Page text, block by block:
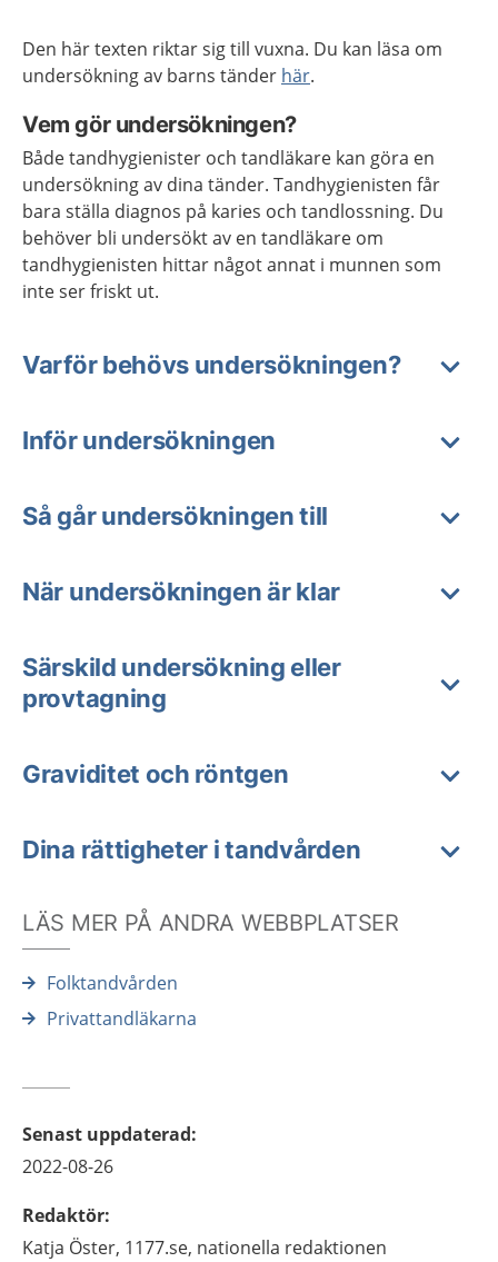
Den här texten riktar sig till vuxna. Du kan läsa om
undersökning av barns tänder här.
Vem gör undersökningen?
Både tandhygienister och tandläkare kan göra en
undersökning av dina tänder. Tandhygienisten får
bara ställa diagnos på karies och tandlossning. Du
behöver bli undersökt av en tandläkare om
tandhygienisten hittar något annat i munnen som
inte ser friskt ut.
Varför behövs undersökningen?
Inför undersökningen
Så går undersökningen till
När undersökningen är klar
Särskild undersökning eller
provtagning
Graviditet och röntgen
Dina rättigheter i tandvården
LÄS MER PÅ ANDRA WEBBPLATSER
Folktandvården
Privattandläkarna
Senast uppdaterad:
2022-08-26
Redaktör:
Katja Öster, 1177.se, nationella redaktionen